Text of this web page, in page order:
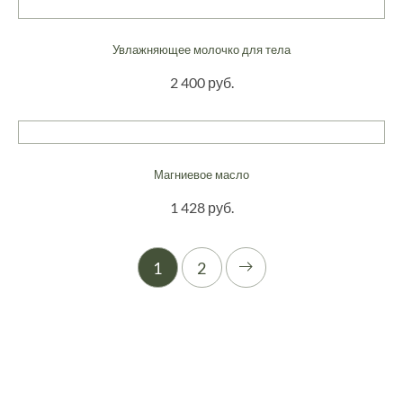
Увлажняющее молочко для тела
2 400 руб.
Магниевое масло
1 428 руб.
1 2